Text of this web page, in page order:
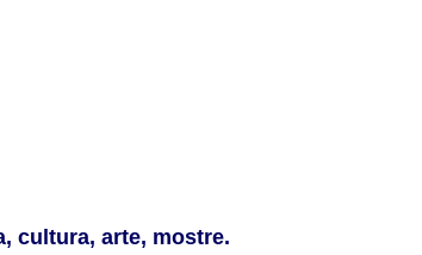
cultura, arte, mostre.